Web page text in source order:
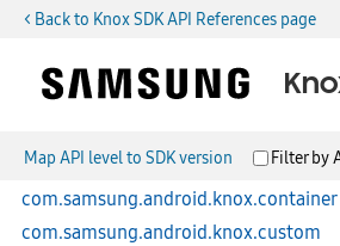
< Back to Knox SDK API References page
Map API level to SDK version Filter by
com.samsung.android.knox
com.samsung.android.knox.accounts
com.samsung.android.knox.browser
com.samsung.android.knox.container
com.samsung.android.knox.custom